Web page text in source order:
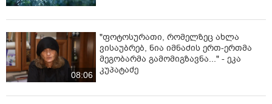
08:06
"ფოტოსურათი, რომელზეც ახლა
ვისაუბრებ, ნია იმნაძის ერთ-ერთმა
მეგობარმა გამომიგზავნა..." - ეკა
კუპატაძე